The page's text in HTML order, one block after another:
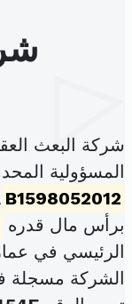
شركة البعث
المسؤولية
B1598052012
برأس مال قدره
الرئيسي في
الشركة مسجلة